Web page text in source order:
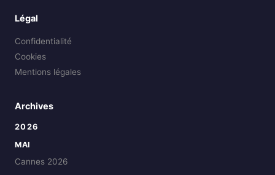
Légal
Confidentialité
Cookies
Mentions légales
Archives
2026
MAI
Cannes 2026